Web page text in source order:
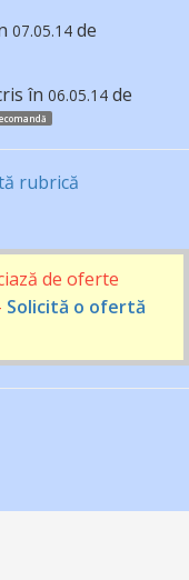
07.05.14 de
în 06.05.14 de
rubrică
de oferte
Solicită o ofertă